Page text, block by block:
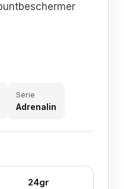
Serie
Adrenalin
24gr